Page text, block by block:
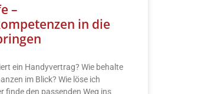
–
in die
ein Handyvertrag? Wie behalte
im Blick? Wie löse ich
finde den passenden Weg ins